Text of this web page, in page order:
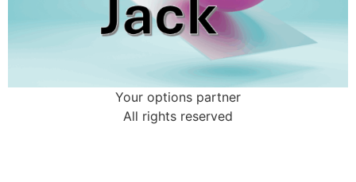
Your options partner
All rights reserved